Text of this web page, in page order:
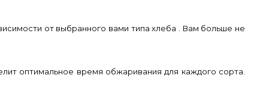
от выбранного вами типа хлеба . Вам больше не
оптимальное время обжаривания для каждого сорта.